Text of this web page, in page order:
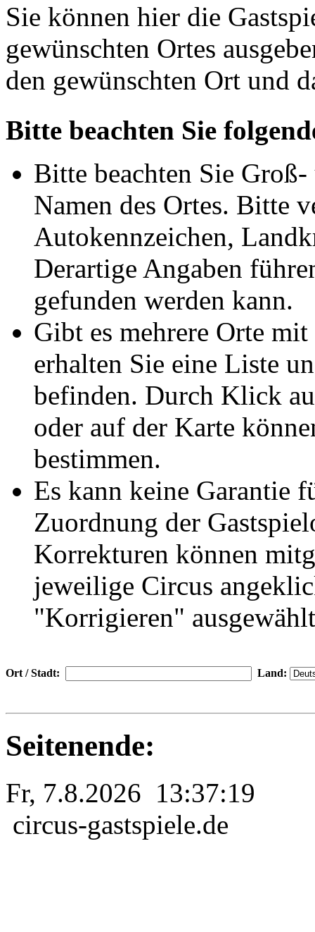
Sie können hier die
gewünschten Ortes
den gewünschten Ort und
Bitte beachten Sie
Bitte beachten Sie
Namen des Ortes. Bitte
Autokennzeichen,
Derartige Angaben
gefunden werden kann.
Gibt es mehrere Orte
erhalten Sie eine Liste
befinden. Durch Klick
oder auf der Karte
bestimmen.
Es kann keine Garantie
Zuordnung der
Korrekturen können
jeweilige Circus
"Korrigieren"
Ort / Stadt: Land:
Seitenende:
Fr, 7.8.2026 13:37:19
circus-gastspiele.de